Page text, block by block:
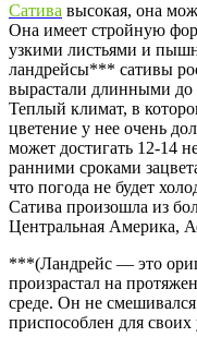
Сатива высокая, она
Она имеет стройную
узкими листьями и
ландрейсы*** сативы
вырастали длинными до
Теплый климат, в
цветение у нее очень
может достигать 12-14
ранними сроками
что погода не будет
Сатива произошла из
Центральная Америка,
***(Ландрейс — это
произрастал на
среде. Он не
приспособлен для